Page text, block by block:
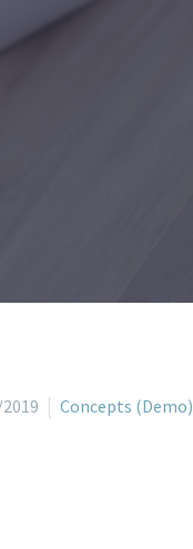
Concepts (Demo)